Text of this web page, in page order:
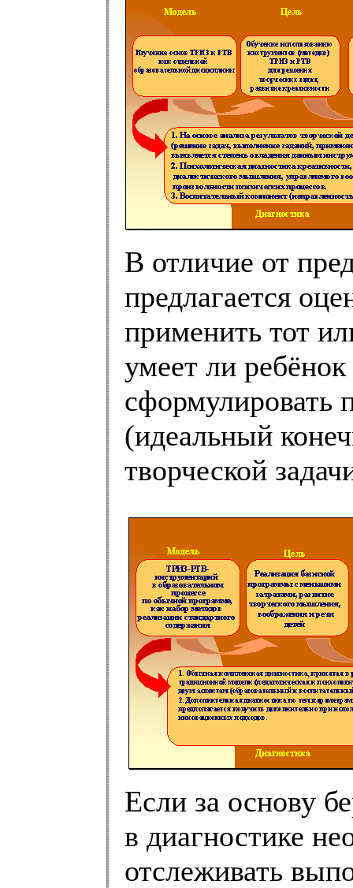
В отличие от
предлагается
применить тот
умеет ли
сформулировать
(идеальный
творческой
Если за основу
в диагностике
отслеживать